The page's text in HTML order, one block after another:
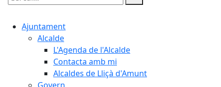
Cercar:
Ajuntament
Alcalde
L'Agenda de l'Alcalde
Contacta amb mi
Alcaldes de Lliçà d'Amunt